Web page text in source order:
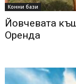
Конни бази
Йовчевата
Оренда